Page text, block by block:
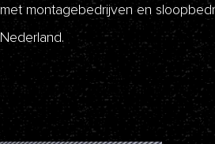
met montagebedrijven en
Nederland.